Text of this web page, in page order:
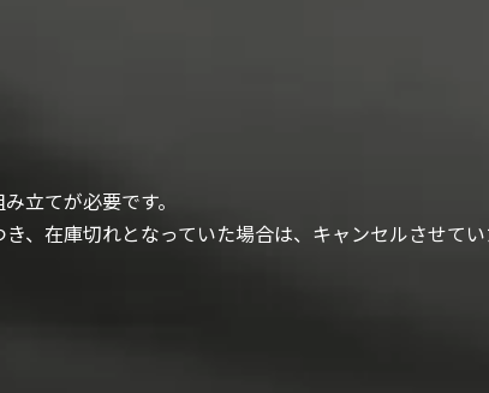
立てが必要です。
、在庫切れとなっていた場合は、キャンセルさせて